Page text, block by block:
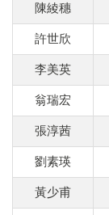
陳綾穗
許世欣
李美英
翁瑞宏
張淳茜
劉素瑛
黃少甫